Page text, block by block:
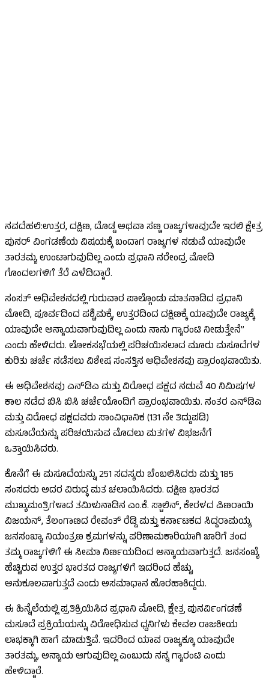
ನವದೆಹಲಿ:ಉತ್ತರ, ದಕ್ಷಿಣ, ದೊಡ್ಡ ಅಥವಾ ಸಣ್ಣ ರಾಜ್ಯಗಳಾವುದೇ ಇರಲಿ ಕ್ಷೇತ್ರ
ಪುನರ್ ವಿಂಗಡಣೆಯ ವಿಷಯಕ್ಕೆ ಬಂದಾಗ ರಾಜ್ಯಗಳ ನಡುವೆ ಯಾವುದೇ
ತಾರತಮ್ಯ ಉಂಟಾಗುವುದಿಲ್ಲ ಎಂದು ಪ್ರಧಾನಿ ನರೇಂದ್ರ ಮೋದಿ
ಗೊಂದಲಗಳಿಗೆ ತೆರೆ ಎಳೆದಿದ್ದಾರೆ.
ಸಂಸತ್ ಅಧಿವೇಶನದಲ್ಲಿ ಗುರುವಾರ ಪಾಲ್ಗೊಂಡು ಮಾತನಾಡಿದ ಪ್ರಧಾನಿ
ಮೋದಿ, ಪೂರ್ವದಿಂದ ಪಶ್ಚಿಮಕ್ಕೆ, ಉತ್ತರದಿಂದ ದಕ್ಷಿಣಕ್ಕೆ ಯಾವುದೇ ರಾಜ್ಯಕ್ಕೆ
ಯಾವುದೇ ಅನ್ಯಾಯವಾಗುವುದಿಲ್ಲ ಎಂದು ನಾನು ಗ್ಯಾರಂಟಿ ನೀಡುತ್ತೇನೆ”
ಎಂದು ಹೇಳಿದರು. ಲೋಕಸಭೆಯಲ್ಲಿ ಪರಿಚಯಿಸಲಾದ ಮೂರು ಮಸೂದೆಗಳ
ಕುರಿತು ಚರ್ಚೆ ನಡೆಸಲು ವಿಶೇಷ ಸಂಸತ್ತಿನ ಅಧಿವೇಶನವು ಪ್ರಾರಂಭವಾಯಿತು.
ಈ ಅಧಿವೇಶನವು ಎನ್‌ಡಿಎ ಮತ್ತು ವಿರೋಧ ಪಕ್ಷದ ನಡುವೆ 40 ನಿಮಿಷಗಳ
ಕಾಲ ನಡೆದ ಬಿಸಿ ಬಿಸಿ ಚರ್ಚೆಯೊಂದಿಗೆ ಪ್ರಾರಂಭವಾಯಿತು. ನಂತರ ಎನ್‌ಡಿಎ
ಮತ್ತು ವಿರೋಧ ಪಕ್ಷದವರು ಸಾಂವಿಧಾನಿಕ (131 ನೇ ತಿದ್ದುಪಡಿ)
ಮಸೂದೆಯನ್ನು ಪರಿಚಯಿಸುವ ಮೊದಲು ಮತಗಳ ವಿಭಜನೆಗೆ
ಒತ್ತಾಯಿಸಿದರು.
ಕೊನೆಗೆ ಈ ಮಸೂದೆಯನ್ನು 251 ಸದಸ್ಯರು ಬೆಂಬಲಿಸಿದರು ಮತ್ತು 185
ಸಂಸದರು ಅದರ ವಿರುದ್ಧ ಮತ ಚಲಾಯಿಸಿದರು. ದಕ್ಷಿಣ ಭಾರತದ
ಮುಖ್ಯಮಂತ್ರಿಗಳಾದ ತಮಿಳುನಾಡಿನ ಎಂ.ಕೆ. ಸ್ಟಾಲಿನ್, ಕೇರಳದ ಪಿಣರಾಯಿ
ವಿಜಯನ್, ತೆಲಂಗಾಣದ ರೇವಂತ್ ರೆಡ್ಡಿ ಮತ್ತು ಕರ್ನಾಟಕದ ಸಿದ್ದರಾಮಯ್ಯ
ಜನಸಂಖ್ಯಾ ನಿಯಂತ್ರಣ ಕ್ರಮಗಳನ್ನು ಪರಿಣಾಮಕಾರಿಯಾಗಿ ಜಾರಿಗೆ ತಂದ
ತಮ್ಮ ರಾಜ್ಯಗಳಿಗೆ ಈ ಸೀಮಾ ನಿರ್ಣಯದಿಂದ ಅನ್ಯಾಯವಾಗುತ್ತದೆ. ಜನಸಂಖ್ಯೆ
ಹೆಚ್ಚಿರುವ ಉತ್ತರ ಭಾರತದ ರಾಜ್ಯಗಳಿಗೆ ಇದರಿಂದ ಹೆಚ್ಚು
ಅನುಕೂಲವಾಗುತ್ತದೆ ಎಂದು ಅಸಮಾಧಾನ ಹೊರಹಾಕಿದ್ದರು.
ಈ ಹಿನ್ನೆಲೆಯಲ್ಲಿ ಪ್ರತಿಕ್ರಿಯಿಸಿದ ಪ್ರಧಾನಿ ಮೋದಿ, ಕ್ಷೇತ್ರ ಪುನರ್ವಿಂಗಡಣೆ
ಮಸೂದೆ ಪ್ರಕ್ರಿಯೆಯನ್ನು ವಿರೋಧಿಸುವ ಧ್ವನಿಗಳು ಕೇವಲ ರಾಜಕೀಯ
ಲಾಭಕ್ಕಾಗಿ ಹಾಗೆ ಮಾಡುತ್ತಿವೆ. ಇದರಿಂದ ಯಾವ ರಾಜ್ಯಕ್ಕೂ ಯಾವುದೇ
ತಾರತಮ್ಯ, ಅನ್ಯಾಯ ಆಗುವುದಿಲ್ಲ ಎಂಬುದು ನನ್ನ ಗ್ಯಾರಂಟಿ ಎಂದು
ಹೇಳಿದ್ದಾರೆ.